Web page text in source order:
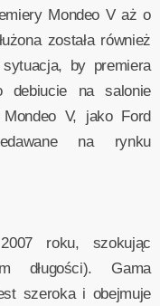
Mondeo V aż o
została również
by premiera
debiucie na salonie
V, jako Ford
na rynku
roku, szokując
długości). Gama
szeroka i obejmuje